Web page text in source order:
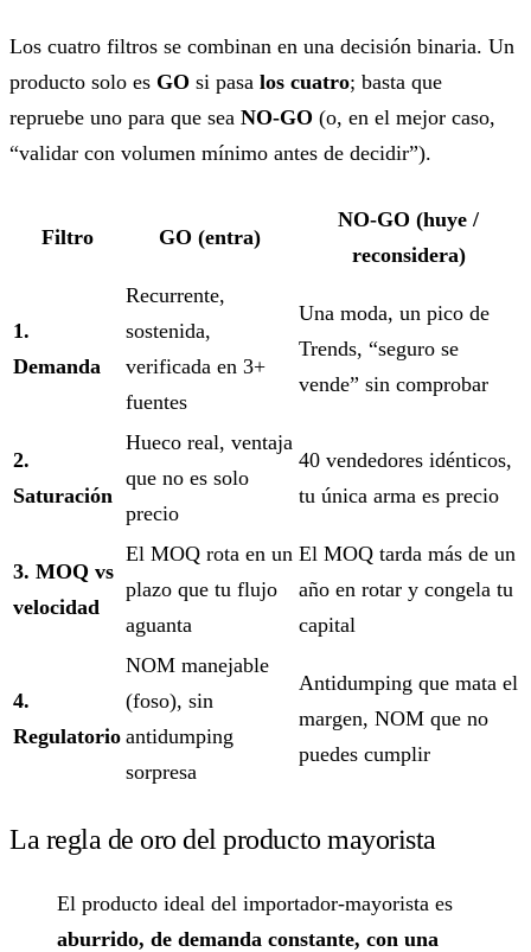
Los cuatro filtros se combinan en una decisión binaria. Un
producto solo es GO si pasa los cuatro; basta que
repruebe uno para que sea NO-GO (o, en el mejor caso,
“validar con volumen mínimo antes de decidir”).
Filtro GO (entra)
NO-GO (huye /
reconsidera)
1.
Demanda
Recurrente,
sostenida,
verificada en 3+
fuentes
Una moda, un pico de
Trends, “seguro se
vende” sin comprobar
2.
Saturación
Hueco real, ventaja
que no es solo
precio
40 vendedores idénticos,
tu única arma es precio
3. MOQ vs
velocidad
El MOQ rota en un
plazo que tu flujo
aguanta
El MOQ tarda más de un
año en rotar y congela tu
capital
4.
Regulatorio
NOM manejable
(foso), sin
antidumping
sorpresa
Antidumping que mata el
margen, NOM que no
puedes cumplir
La regla de oro del producto mayorista
El producto ideal del importador-mayorista es
aburrido, de demanda constante, con una